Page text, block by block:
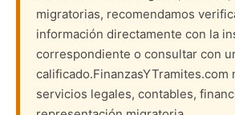
migratorias, recomendamos
información directamente con la
correspondiente o consultar con
calificado.FinanzasYTramites.com
servicios legales, contables,